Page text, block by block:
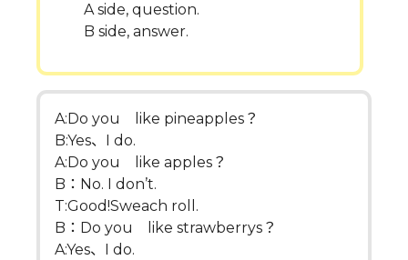
A side, question.
B side, answer.
A:Do you like pineapples？
B:Yes、I do.
A:Do you like apples？
B：No. I don’t.
T:Good!Sweach roll.
B：Do you like strawberrys？
A:Yes、I do.